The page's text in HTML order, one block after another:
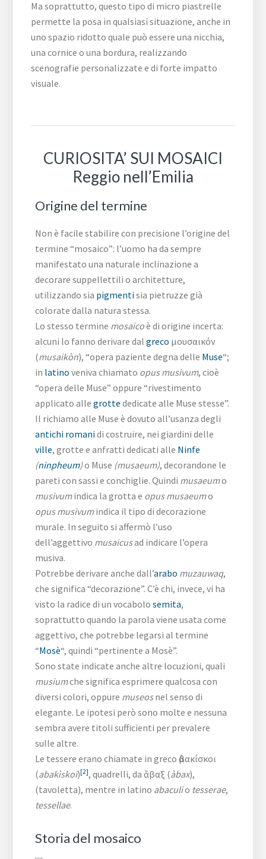
Ma soprattutto, questo tipo di micro piastrelle
permette la posa in qualsiasi situazione, anche in
uno spazio ridotto quale può essere una nicchia,
una cornice o una bordura, realizzando
scenografie personalizzate e di forte impatto
visuale.
CURIOSITA’ SUI MOSAICI
Reggio nell’Emilia
Origine del termine
Non è facile stabilire con precisione l’origine del
termine “mosaico”: l’uomo ha da sempre
manifestato una naturale inclinazione a
decorare suppellettili o architetture,
utilizzando sia pigmentisia pietruzze già
colorate dalla natura stessa.
Lo stesso termine mosaicoè di origine incerta:
alcuni lo fanno derivare dalgreco μουσαικόν
(musaikòn), “opera paziente degna delle Muse“;
in latino veniva chiamato opus musivum, cioè
“opera delle Muse” oppure “rivestimento
applicato allegrotte dedicate alle Muse stesse”.
Il richiamo alle Muse è dovuto all’usanza degli
antichi romanidi costruire, nei giardini delle
ville, grotte e anfratti dedicati alle Ninfe
(ninpheum)o Muse (musaeum), decorandone le
pareti con sassi e conchiglie. Quindi musaeumo
musivumindica la grotta e opus musaeumo
opus musivumindica il tipo di decorazione
murale. In seguito si affermò l’uso
dell’aggettivo musaicusad indicare l’opera
musiva.
Potrebbe derivare anche dall’arabo muzauwaq,
che significa “decorazione”. C’è chi, invece, vi ha
visto la radice di un vocabolosemita,
soprattutto quando la parola viene usata come
aggettivo, che potrebbe legarsi al termine
“Mosè“, quindi “pertinente a Mosè”.
Sono state indicate anche altre locuzioni, quali
musiumche significa esprimere qualcosa con
diversi colori, oppure museosnel senso di
elegante. Le ipotesi però sono molte e nessuna
sembra avere titoli sufficienti per prevalere
sulle altre.
Le tessere erano chiamate in greco ἀβακίσκοι
(abakìskoi)[2], quadrelli, da ἄβαξ (àbax),
(tavoletta), mentre in latino abaculio tesserae,
tessellae.
Storia del mosaico